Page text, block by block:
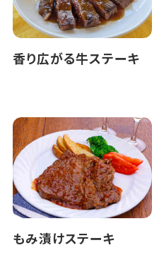
香り広がる牛ステーキ
もみ漬けステーキ